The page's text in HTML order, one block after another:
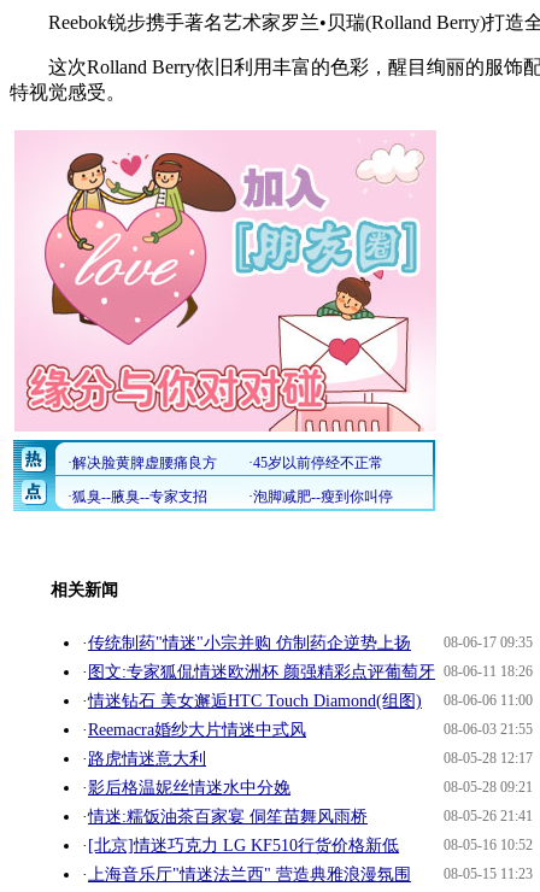
Reebok锐步携手著名艺术家罗兰•贝瑞(Rolland Berry)打造
这次Rolland Berry依旧利用丰富的色彩，醒目绚丽的服饰配
特视觉感受。
相关新闻
08-06-17 09:35
·传统制药"情迷"小宗并购 仿制药企逆势上扬
08-06-11 18:26
·图文:专家狐侃情迷欧洲杯 颜强精彩点评葡萄牙
08-06-06 11:00
·情迷钻石 美女邂逅HTC Touch Diamond(组图)
08-06-03 21:55
·Reemacra婚纱大片情迷中式风
08-05-28 12:17
·路虎情迷意大利
08-05-28 09:21
·影后格温妮丝情迷水中分娩
08-05-26 21:41
·情迷:糯饭油茶百家宴 侗笙苗舞风雨桥
08-05-16 10:52
·[北京]情迷巧克力 LG KF510行货价格新低
08-05-15 11:23
·上海音乐厅"情迷法兰西" 营造典雅浪漫氛围